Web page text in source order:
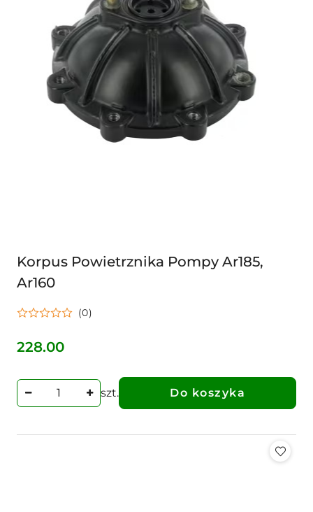
Korpus Powietrznika Pompy Ar185,
Ar160
(0)
Cena:
228.00
szt. Do koszyka